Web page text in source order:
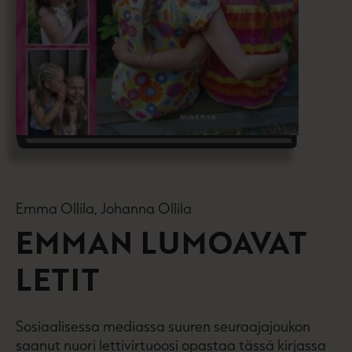
Emma Ollila, Johanna Ollila
EMMAN LUMOAVAT
LETIT
Sosiaalisessa mediassa suuren seuraajajoukon
saanut nuori lettivirtuoosi opastaa tässä kirjassa